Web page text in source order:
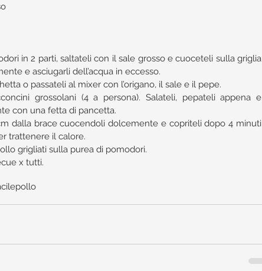
in 2 parti, saltateli con il sale grosso e cuoceteli sulla griglia
e asciugarli dell’acqua in eccesso.
o passateli al mixer con l’origano, il sale e il pepe.
grossolani (4 a persona). Salateli, pepateli appena e
con una fetta di pancetta.
dalla brace cuocendoli dolcemente e copriteli dopo 4 minuti
trattenere il calore.
grigliati sulla purea di pomodori.
x tutti.
pollo